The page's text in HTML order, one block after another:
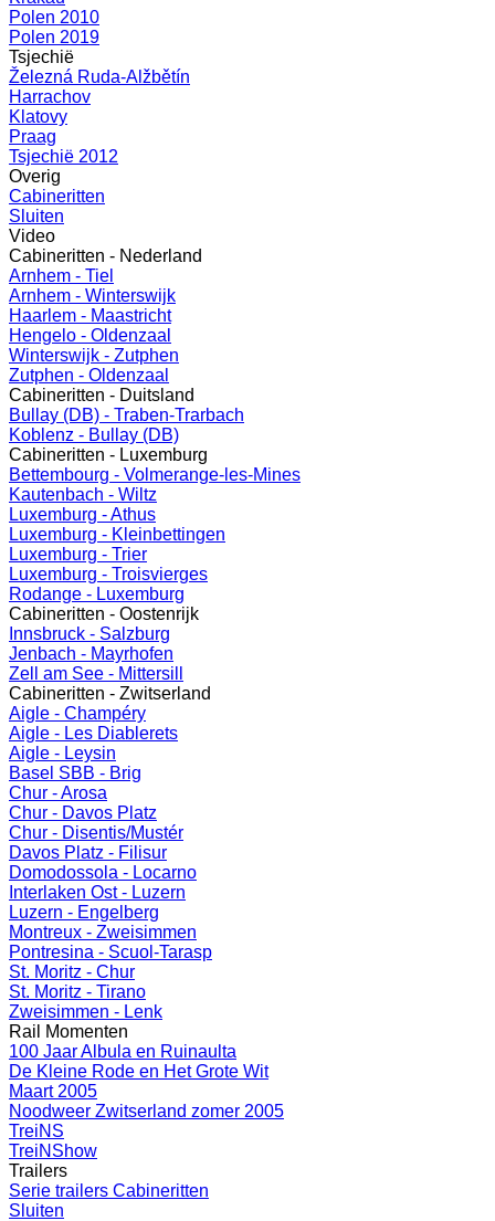
Polen 2010
Polen 2019
Tsjechië
Železná Ruda-Alžbětín
Harrachov
Klatovy
Praag
Tsjechië 2012
Overig
Cabineritten
Sluiten
Video
Cabineritten - Nederland
Arnhem - Tiel
Arnhem - Winterswijk
Haarlem - Maastricht
Hengelo - Oldenzaal
Winterswijk - Zutphen
Zutphen - Oldenzaal
Cabineritten - Duitsland
Bullay (DB) - Traben-Trarbach
Koblenz - Bullay (DB)
Cabineritten - Luxemburg
Bettembourg - Volmerange-les-Mines
Kautenbach - Wiltz
Luxemburg - Athus
Luxemburg - Kleinbettingen
Luxemburg - Trier
Luxemburg - Troisvierges
Rodange - Luxemburg
Cabineritten - Oostenrijk
Innsbruck - Salzburg
Jenbach - Mayrhofen
Zell am See - Mittersill
Cabineritten - Zwitserland
Aigle - Champéry
Aigle - Les Diablerets
Aigle - Leysin
Basel SBB - Brig
Chur - Arosa
Chur - Davos Platz
Chur - Disentis/Mustér
Davos Platz - Filisur
Domodossola - Locarno
Interlaken Ost - Luzern
Luzern - Engelberg
Montreux - Zweisimmen
Pontresina - Scuol-Tarasp
St. Moritz - Chur
St. Moritz - Tirano
Zweisimmen - Lenk
Rail Momenten
100 Jaar Albula en Ruinaulta
De Kleine Rode en Het Grote Wit
Maart 2005
Noodweer Zwitserland zomer 2005
TreiNS
TreiNShow
Trailers
Serie trailers Cabineritten
Sluiten